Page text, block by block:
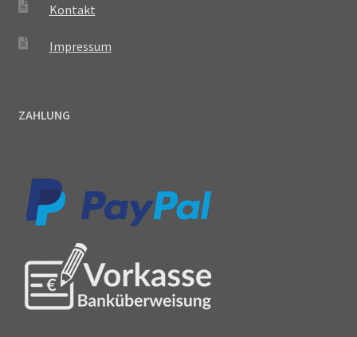
Kontakt
Impressum
ZAHLUNG